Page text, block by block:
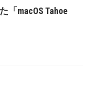
「macOS Tahoe